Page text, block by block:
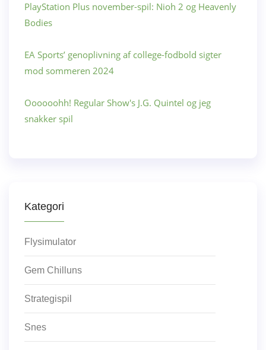
PlayStation Plus november-spil: Nioh 2 og Heavenly
Bodies
EA Sports’ genoplivning af college-fodbold sigter
mod sommeren 2024
Oooooohh! Regular Show's J.G. Quintel og jeg
snakker spil
Kategori
Flysimulator
Gem Chilluns
Strategispil
Snes